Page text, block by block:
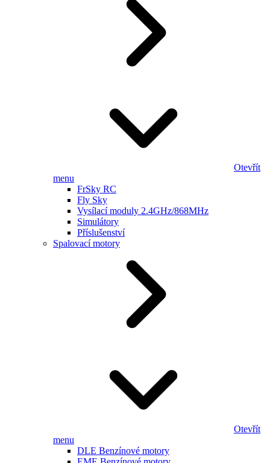
Otevřít
menu
FrSky RC
Fly Sky
Vysílací moduly 2.4GHz/868MHz
Simulátory
Příslušenství
Spalovací motory
Otevřít
menu
DLE Benzínové motory